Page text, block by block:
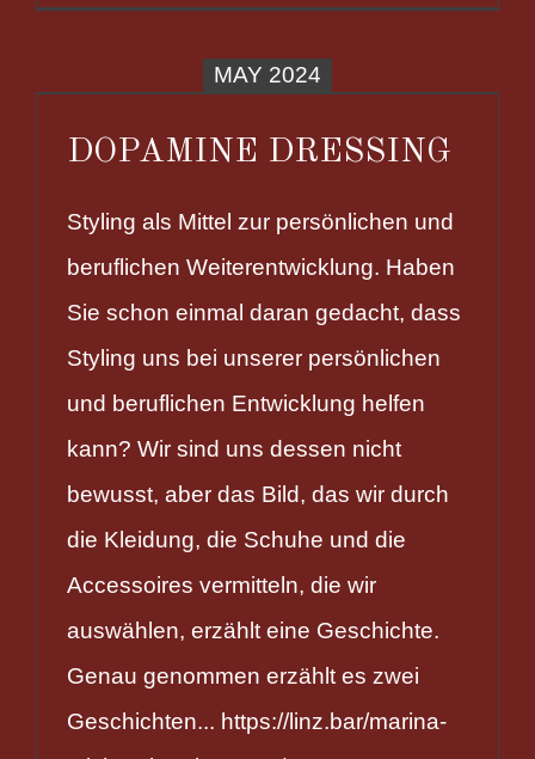
MAY 2024
DOPAMINE DRESSING
Styling als Mittel zur persönlichen und
beruflichen Weiterentwicklung. Haben
Sie schon einmal daran gedacht, dass
Styling uns bei unserer persönlichen
und beruflichen Entwicklung helfen
kann? Wir sind uns dessen nicht
bewusst, aber das Bild, das wir durch
die Kleidung, die Schuhe und die
Accessoires vermitteln, die wir
auswählen, erzählt eine Geschichte.
Genau genommen erzählt es zwei
Geschichten... https://linz.bar/marina-